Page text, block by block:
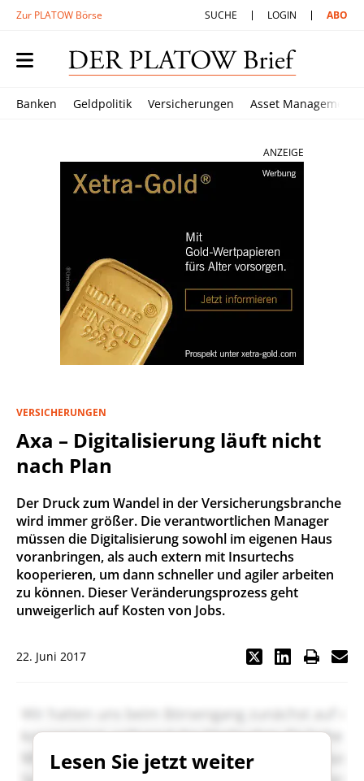
Zur PLATOW Börse SUCHE LOGIN ABO
Banken Geldpolitik Versicherungen Asset Management
ANZEIGE
VERSICHERUNGEN
Axa – Digitalisierung läuft nicht
nach Plan
Der Druck zum Wandel in der Versicherungsbranche
wird immer größer. Die verantwortlichen Manager
müssen die Digitalisierung sowohl im eigenen Haus
voranbringen, als auch extern mit Insurtechs
kooperieren, um dann schneller und agiler arbeiten
zu können. Dieser Veränderungsprozess geht
unweigerlich auf Kosten von Jobs.
22. Juni 2017
Lesen Sie jetzt weiter